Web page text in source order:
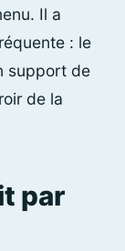
Il a
: le
support de
de la
par